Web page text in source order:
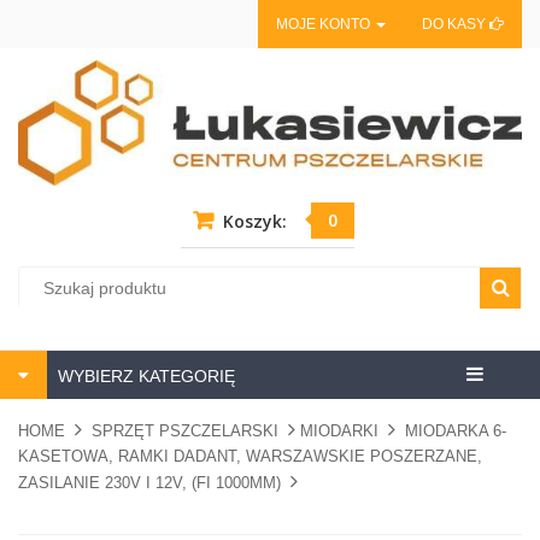
MOJE KONTO DO KASY
Koszyk: 0
Centrum
WYBIERZ KATEGORIĘ
HOME SPRZĘT PSZCZELARSKI MIODARKI
MIODARKA 6-
KASETOWA, RAMKI DADANT, WARSZAWSKIE POSZERZANE,
ZASILANIE 230V I 12V, (FI 1000MM)